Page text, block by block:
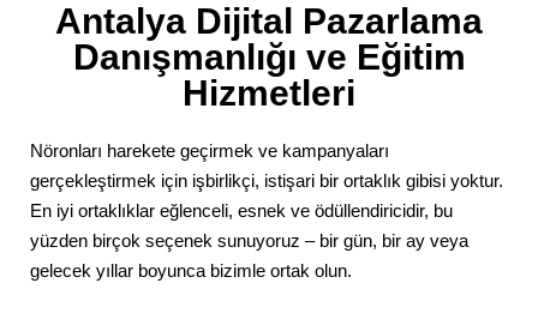
Antalya Dijital Pazarlama
Danışmanlığı ve Eğitim
Hizmetleri
Nöronları harekete geçirmek ve kampanyaları
gerçekleştirmek için işbirlikçi, istişari bir ortaklık gibisi yoktur.
En iyi ortaklıklar eğlenceli, esnek ve ödüllendiricidir, bu
yüzden birçok seçenek sunuyoruz – bir gün, bir ay veya
gelecek yıllar boyunca bizimle ortak olun.